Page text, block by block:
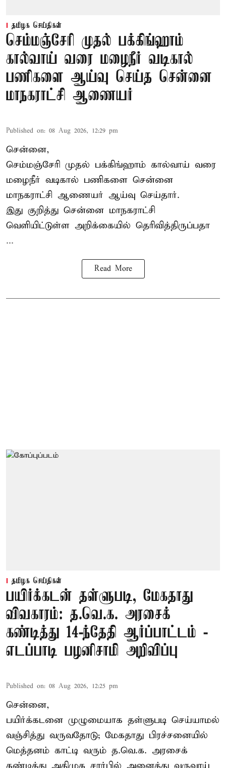
தமிழக செய்திகள்
செம்மஞ்சேரி முதல் பக்கிங்ஹாம்
கால்வாய் வரை மழைநீர் வடிகால்
பணிகளை ஆய்வு செய்த சென்னை
மாநகராட்சி ஆணையர்
Published on: 08 Aug 2026, 12:29 pm
சென்னை,
செம்மஞ்சேரி முதல் பக்கிங்ஹாம் கால்வாய் வரை
மழைநீர் வடிகால் பணிகளை சென்னை
மாநகராட்சி ஆணையர் ஆய்வு செய்தார்.
இது குறித்து சென்னை மாநகராட்சி
வெளியிட்டுள்ள அறிக்கையில் தெரிவித்திருப்பதா
...
Read More
தமிழக செய்திகள்
பயிர்க்கடன் தள்ளுபடி, மேகதாது
விவகாரம்: த.வெ.க. அரசைக்
கண்டித்து 14-ந்தேதி ஆர்ப்பாட்டம் -
எடப்பாடி பழனிசாமி அறிவிப்பு
Published on: 08 Aug 2026, 12:25 pm
சென்னை,
பயிர்க்கடனை முழுமையாக தள்ளுபடி செய்யாமல்
வஞ்சித்து வருவதோடு; மேகதாது பிரச்சனையில்
மெத்தனம் காட்டி வரும் த.வெ.க. அரசைக்
கண்டித்து அதிமுக சார்பில் அனைத்து வருவாய்